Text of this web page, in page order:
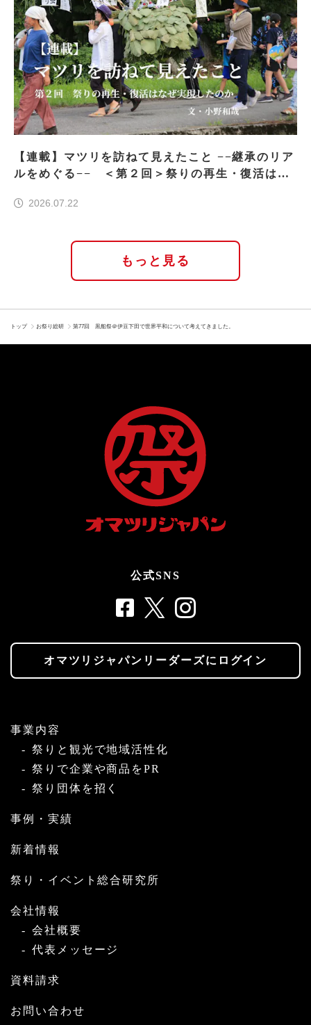
【連載】マツリを訪ねて見えたこと −−継承のリア
ルをめぐる−− ＜第２回＞祭りの再生・復活はな
2026.07.22
もっと見る
トップ お祭り総研 第77回 黒船祭＠伊豆下田で世界平和について考えてきました。
公式SNS
オマツリジャパンリーダーズにログイン
事業内容
祭りと観光で地域活性化
祭りで企業や商品をPR
祭り団体を招く
事例・実績
新着情報
祭り・イベント総合研究所
会社情報
会社概要
代表メッセージ
資料請求
お問い合わせ